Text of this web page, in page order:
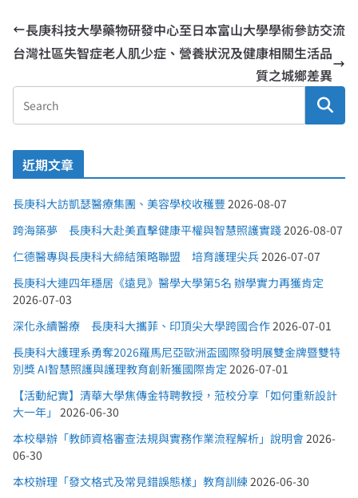
長庚科技大學藥物研發中心至日本富山大學學術參訪交流
台灣社區失智症老人肌少症、營養狀況及健康相關生活品
質之城鄉差異
近期文章
長庚科大訪凱瑟醫療集團、美容學校收穫豐 2026-08-07
跨海築夢 長庚科大赴美直擊健康平權與智慧照護實踐 2026-08-07
仁德醫專與長庚科大締結策略聯盟 培育護理尖兵 2026-07-07
長庚科大連四年穩居《遠見》醫學大學第5名 辦學實力再獲肯定
2026-07-03
深化永續醫療 長庚科大攜菲、印頂尖大學跨國合作 2026-07-01
長庚科大護理系勇奪2026羅馬尼亞歐洲盃國際發明展雙金牌暨雙特
別獎 AI智慧照護與護理教育創新獲國際肯定 2026-07-01
【活動紀實】清華大學焦傳金特聘教授，蒞校分享「如何重新設計
大一年」
2026-06-30
本校舉辦「教師資格審查法規與實務作業流程解析」說明會 2026-
06-30
本校辦理「發文格式及常見錯誤態樣」教育訓練 2026-06-30